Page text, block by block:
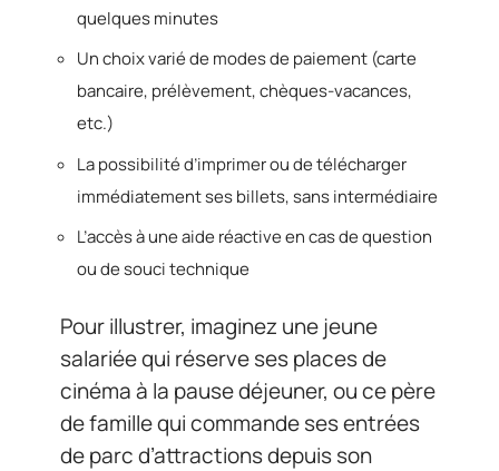
quelques minutes
Un choix varié de modes de paiement (carte
bancaire, prélèvement, chèques-vacances,
etc.)
La possibilité d’imprimer ou de télécharger
immédiatement ses billets, sans intermédiaire
L’accès à une aide réactive en cas de question
ou de souci technique
Pour illustrer, imaginez une jeune
salariée qui réserve ses places de
cinéma à la pause déjeuner, ou ce père
de famille qui commande ses entrées
de parc d’attractions depuis son